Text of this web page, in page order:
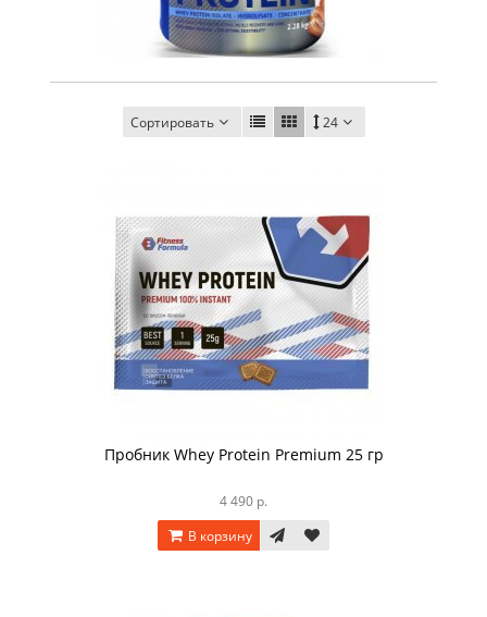
Сортировать 24
Пробник Whey Protein Premium 25 гр
4 490 р.
В корзину